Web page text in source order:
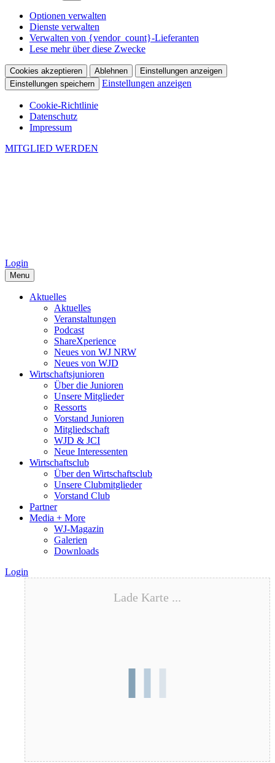
Optionen verwalten
Dienste verwalten
Verwalten von {vendor_count}-Lieferanten
Lese mehr über diese Zwecke
Cookies akzeptieren Ablehnen
Einstellungen anzeigen
Einstellungen speichern
Einstellungen anzeigen
Cookie-Richtlinie
Datenschutz
Impressum
MITGLIED WERDEN
Login
Menu
Aktuelles
Aktuelles
Veranstaltungen
Podcast
ShareXperience
Neues von WJ NRW
Neues von WJD
Wirtschaftsjunioren
Über die Junioren
Unsere Mitglieder
Ressorts
Vorstand Junioren
Mitgliedschaft
WJD & JCI
Neue Interessenten
Wirtschaftsclub
Über den Wirtschaftsclub
Unsere Clubmitglieder
Vorstand Club
Partner
Media + More
WJ-Magazin
Galerien
Downloads
Login
Lade Karte ...